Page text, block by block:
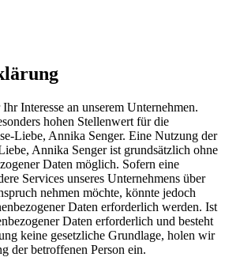
Interesse an unserem Unternehmen.
hohen Stellenwert für die
Liebe, Annika Senger. Eine Nutzung der
Annika Senger ist grundsätzlich ohne
Daten möglich. Sofern eine
Services unseres Unternehmens über
nehmen möchte, könnte jedoch
Daten erforderlich werden. Ist
Daten erforderlich und besteht
keine gesetzliche Grundlage, holen wir
der betroffenen Person ein.